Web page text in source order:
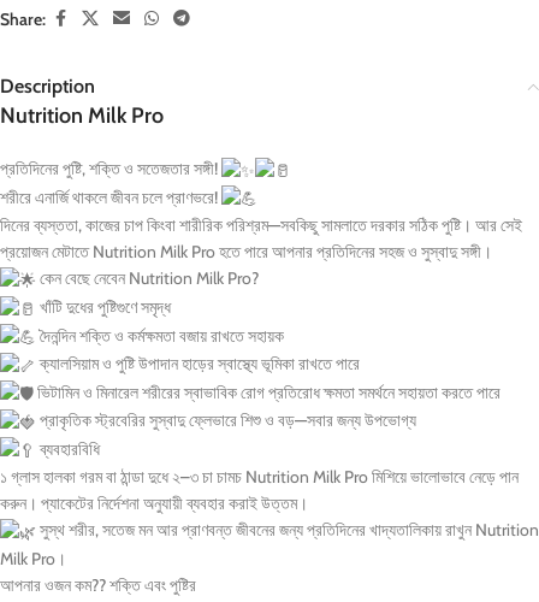
Share:
Description
Nutrition Milk Pro
প্রতিদিনের পুষ্টি, শক্তি ও সতেজতার সঙ্গী!
শরীরে এনার্জি থাকলে জীবন চলে প্রাণভরে!
দিনের ব্যস্ততা, কাজের চাপ কিংবা শারীরিক পরিশ্রম—সবকিছু সামলাতে দরকার সঠিক পুষ্টি। আর সেই
প্রয়োজন মেটাতে Nutrition Milk Pro হতে পারে আপনার প্রতিদিনের সহজ ও সুস্বাদু সঙ্গী।
কেন বেছে নেবেন Nutrition Milk Pro?
খাঁটি দুধের পুষ্টিগুণে সমৃদ্ধ
দৈনন্দিন শক্তি ও কর্মক্ষমতা বজায় রাখতে সহায়ক
ক্যালসিয়াম ও পুষ্টি উপাদান হাড়ের স্বাস্থ্যে ভূমিকা রাখতে পারে
ভিটামিন ও মিনারেল শরীরের স্বাভাবিক রোগ প্রতিরোধ ক্ষমতা সমর্থনে সহায়তা করতে পারে
প্রাকৃতিক স্ট্রবেরির সুস্বাদু ফ্লেভারে শিশু ও বড়—সবার জন্য উপভোগ্য
ব্যবহারবিধি
১ গ্লাস হালকা গরম বা ঠান্ডা দুধে ২–৩ চা চামচ Nutrition Milk Pro মিশিয়ে ভালোভাবে নেড়ে পান
করুন। প্যাকেটের নির্দেশনা অনুযায়ী ব্যবহার করাই উত্তম।
সুস্থ শরীর, সতেজ মন আর প্রাণবন্ত জীবনের জন্য প্রতিদিনের খাদ্যতালিকায় রাখুন Nutrition
Milk Pro।
আপনার ওজন কম?? শক্তি এবং পুষ্টির